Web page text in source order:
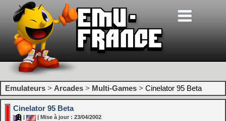
Emulateurs > Arcades > Multi-Games > Cinelator 95 Beta
Cinelator 95 Beta
| Mise à jour : 23/04/2002